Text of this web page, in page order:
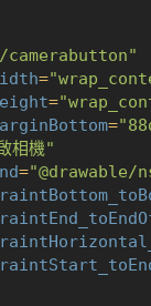
camerabutton"
=
=
=
相機"
="@drawable/